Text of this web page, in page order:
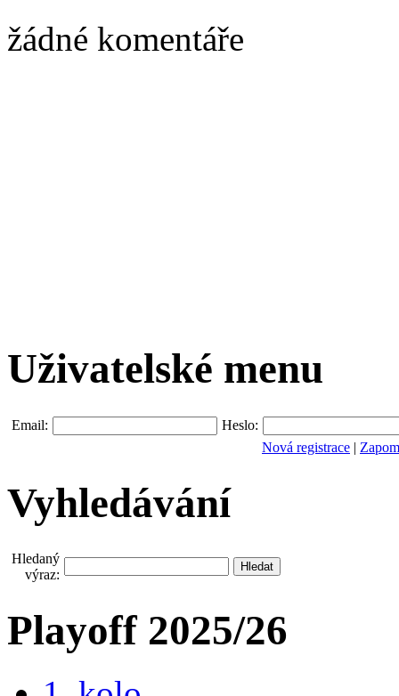
žádné komentáře
Uživatelské menu
Email:
Heslo:
Nová registrace |
Vyhledávání
Hledaný
výraz:
Playoff 2025/26